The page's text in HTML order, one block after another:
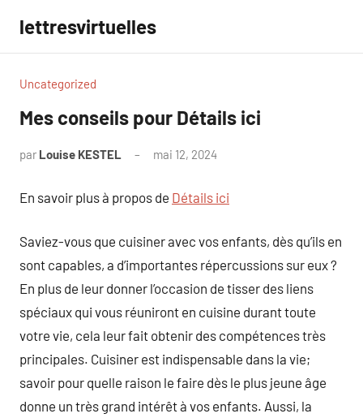
contenu
lettresvirtuelles
Uncategorized
Mes conseils pour Détails ici
par Louise KESTEL mai 12, 2024
En savoir plus à propos de Détails ici
Saviez-vous que cuisiner avec vos enfants, dès qu’ils en
sont capables, a d’importantes répercussions sur eux ?
En plus de leur donner l’occasion de tisser des liens
spéciaux qui vous réuniront en cuisine durant toute
votre vie, cela leur fait obtenir des compétences très
principales. Cuisiner est indispensable dans la vie;
savoir pour quelle raison le faire dès le plus jeune âge
donne un très grand intérêt à vos enfants. Aussi, la